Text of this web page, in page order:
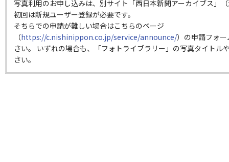
写真利用のお申し込みは、別サイト「西日本新聞アーカイブス」
初回は新規ユーザー登録が必要です。
そちらでの申請が難しい場合はこちらのページ
（https://c.nishinippon.co.jp/service/announce/）の申請フォ
さい。 いずれの場合も、「フォトライブラリー」の写真タイトル
さい。